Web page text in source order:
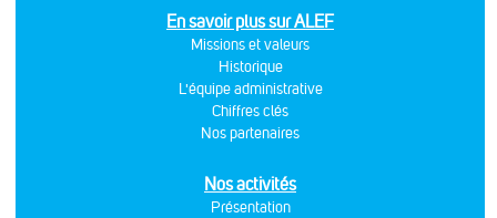
En savoir plus sur ALEF
Missions et valeurs
Historique
L'équipe administrative
Chiffres clés
Nos partenaires
Nos activités
Présentation